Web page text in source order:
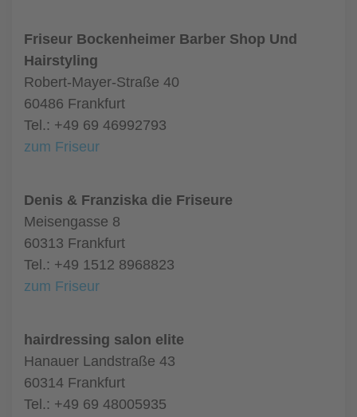
Friseur Bockenheimer Barber Shop Und
Hairstyling
Robert-Mayer-Straße 40
60486 Frankfurt
Tel.: +49 69 46992793
zum Friseur
Denis & Franziska die Friseure
Meisengasse 8
60313 Frankfurt
Tel.: +49 1512 8968823
zum Friseur
hairdressing salon elite
Hanauer Landstraße 43
60314 Frankfurt
Tel.: +49 69 48005935